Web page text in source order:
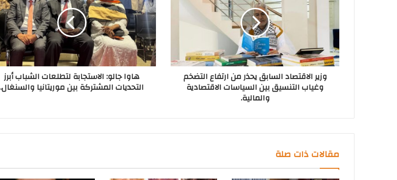
وزير الاقتصاد السابق يحذر من ارتفاع التضخم
وغياب التنسيق بين السياسات الاقتصادية
والمالية.
هاوا جالو: الاستجابة لتطلعات الشباب أبرز
التحديات المشتركة بين موريتانيا والسنغال.
مقالات ذات صلة